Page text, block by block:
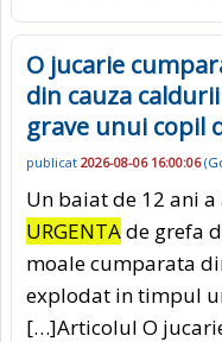
O jucarie
din cauza
grave unui copil
publicat 2026-08-06 16:00:06(
Un baiat de 12 ani
URGENTAde grefa
moale cumparata
explodat in timpul
[…]Articolul O